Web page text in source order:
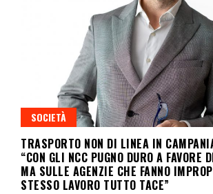
SOCIETÀ
TRASPORTO NON DI LINEA IN
“CON GLI NCC PUGNO DURO A FAVORE
MA SULLE AGENZIE CHE FANNO
STESSO LAVORO TUTTO TACE”